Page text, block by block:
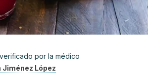
por la médico
Jiménez López